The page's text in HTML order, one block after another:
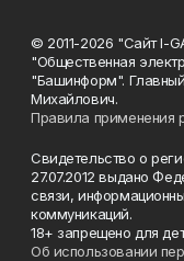
© 2011-2026 "Сайт I-
"Общественная
"Башинформ".
Михайлович.
Правила применения
Свидетельство о
27.07.2012 выдано
связи,
коммуникаций.
18+ запрещено для
Об использовании